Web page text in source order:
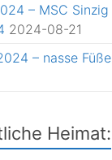
– MSC Sinzig
2024-08-21
– nasse Füße
Heimat: